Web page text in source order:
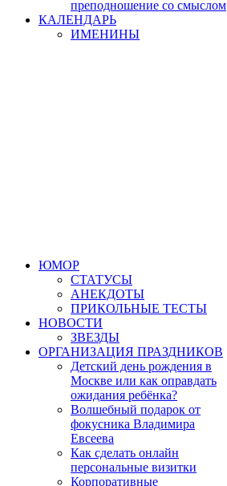
преподношение со смыслом
КАЛЕНДАРЬ
ИМЕНИНЫ
ЮМОР
СТАТУСЫ
АНЕКДОТЫ
ПРИКОЛЬНЫЕ ТЕСТЫ
НОВОСТИ
ЗВЕЗДЫ
ОРГАНИЗАЦИЯ ПРАЗДНИКОВ
Детский день рождения в
Москве или как оправдать
ожидания ребёнка?
Волшебный подарок от
фокусника Владимира
Евсеева
Как сделать онлайн
персональные визитки
Корпоративные